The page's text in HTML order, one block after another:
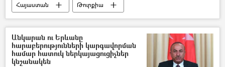
Հայաստան
Թուրքիա
Մևլութ Չավուշօղլու
Ավիահաղորդակցություն
Անկարան ու Երևանը
հարաբերությունների կարգավորման
համար հատուկ ներկայացուցիչներ
կնշանակեն